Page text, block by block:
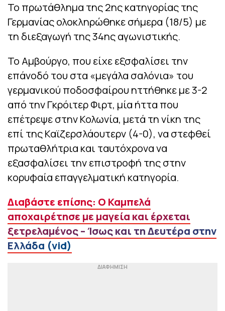
Το πρωτάθλημα της 2ης κατηγορίας της
Γερμανίας ολοκληρώθηκε σήμερα (18/5) με
τη διεξαγωγή της 34ης αγωνιστικής.
Το Αμβούργο, που είχε εξσφαλίσει την
επάνοδό του στα «μεγάλα σαλόνια» του
γερμανικού ποδοσφαίρου ηττήθηκε με 3-2
από την Γκρόιτερ Φιρτ, μία ήττα που
επέτρεψε στην Κολωνία, μετά τη νίκη της
επί της Καϊζερσλάουτερν (4-0), να στεφθεί
πρωταθλήτρια και ταυτόχρονα να
εξασφαλίσει την επιστροφή της στην
κορυφαία επαγγελματική κατηγορία.
Διαβάστε επίσης: Ο Καμπελά
αποχαιρέτησε με μαγεία και έρχεται
ξετρελαμένος – Ίσως και τη Δευτέρα στην
Ελλάδα (vid)